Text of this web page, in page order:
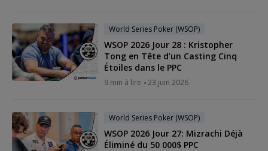
World Series Poker (WSOP)
WSOP 2026 Jour 28 : Kristopher
Tong en Tête d’un Casting Cinq
Étoiles dans le PPC
9 min à lire 23 juin 2026
World Series Poker (WSOP)
WSOP 2026 Jour 27: Mizrachi Déjà
Éliminé du 50 000$ PPC